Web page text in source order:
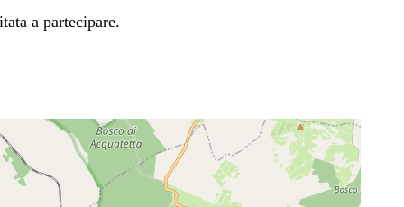
a partecipare.